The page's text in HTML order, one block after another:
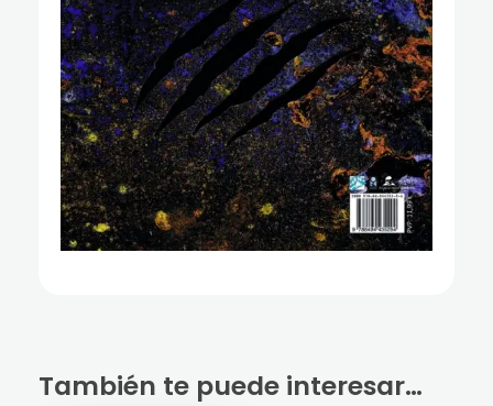
También te puede interesar…